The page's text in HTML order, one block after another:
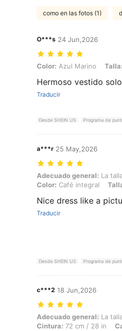
como en las fotos (1)
O***s 24 Jun,2026
Color: Azul Marino, Talla: S
Color: Azul Marino Talla:
Hermoso vestido
Traducir
Desde SHEIN US Programa de
a***r 25 May,2026
Adecuado general: La talla
Adecuado general: La
Color: Café integral
Nice dress like a
Traducir
Desde SHEIN US Programa de
c***2 18 Jun,2026
Adecuado general: La talla
Adecuado general: La
Cintura: 72 cm / 28 in